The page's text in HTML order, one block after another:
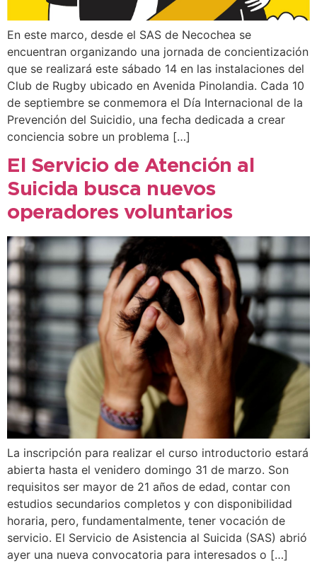
En este marco, desde el SAS de Necochea se
encuentran organizando una jornada de concientización
que se realizará este sábado 14 en las instalaciones del
Club de Rugby ubicado en Avenida Pinolandia. Cada 10
de septiembre se conmemora el Día Internacional de la
Prevención del Suicidio, una fecha dedicada a crear
conciencia sobre un problema […]
El Servicio de Atención al
Suicida busca nuevos
operadores voluntarios
La inscripción para realizar el curso introductorio estará
abierta hasta el venidero domingo 31 de marzo. Son
requisitos ser mayor de 21 años de edad, contar con
estudios secundarios completos y con disponibilidad
horaria, pero, fundamentalmente, tener vocación de
servicio. El Servicio de Asistencia al Suicida (SAS) abrió
ayer una nueva convocatoria para interesados o […]